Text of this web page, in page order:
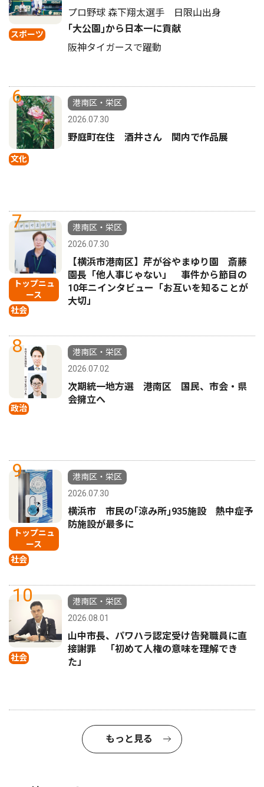
スポーツ
プロ野球 森下翔太選手 日限山出身
｢大公園｣から日本一に貢献
阪神タイガースで躍動
6
文化
港南区・栄区
2026.07.30
野庭町在住 酒井さん 関内で作品展
7
トップニュ
ース
社会
港南区・栄区
2026.07.30
【横浜市港南区】芹が谷やまゆり園 斎藤
園長「他人事じゃない」 事件から節目の
10年ニインタビュー「お互いを知ることが
大切」
8
政治
港南区・栄区
2026.07.02
次期統一地方選 港南区 国民、市会・県
会擁立へ
9
トップニュ
ース
社会
港南区・栄区
2026.07.30
横浜市 市民の｢涼み所｣935施設 熱中症予
防施設が最多に
10
社会
港南区・栄区
2026.08.01
山中市長、パワハラ認定受け告発職員に直
接謝罪 「初めて人権の意味を理解でき
た」
もっと見る